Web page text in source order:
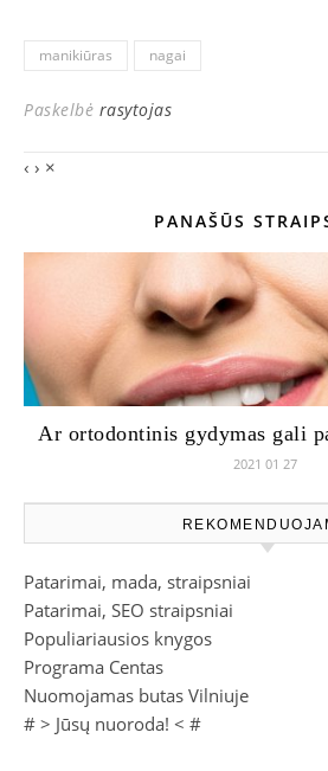
manikiūras nagai
Paskelbė rasytojas
‹ › ×
PANAŠŪS
Ar ortodontinis gydymas gali
2021 01 27
Patarimai, mada, straipsniai
Patarimai, SEO straipsniai
Populiariausios knygos
Programa Centas
Nuomojamas butas Vilniuje
# > Jūsų nuoroda! < #